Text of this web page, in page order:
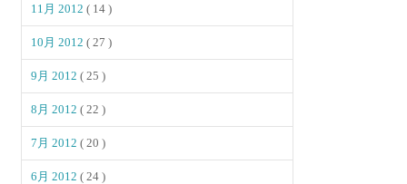
11月 2012( 14 )
10月 2012( 27 )
9月 2012( 25 )
8月 2012( 22 )
7月 2012( 20 )
6月 2012( 24 )